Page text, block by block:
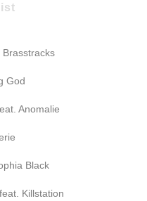
God
Anomalie
Black
Killstation